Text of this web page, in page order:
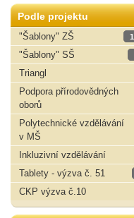
Podle projektu
"Šablony" ZŠ
"Šablony" SŠ
Triangl
Podpora přírodovědných
oborů
Polytechnické vzdělávání
v MŠ
Inkluzivní vzdělávání
Tablety - výzva č. 51
CKP výzva č.10